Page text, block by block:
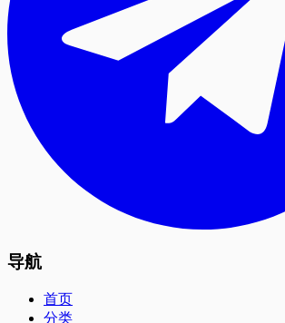
导航
首页
分类